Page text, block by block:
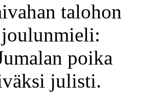
talohon
poika
julisti.